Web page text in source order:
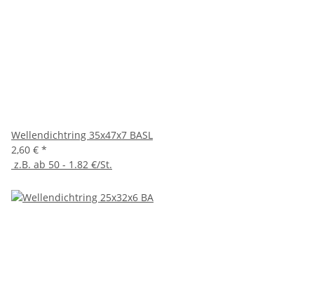
Wellendichtring 35x47x7 BASL
2,60 € *
z.B. ab 50 - 1.82 €/St.